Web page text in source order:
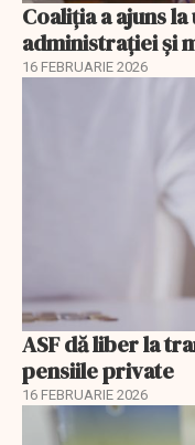
Coaliția a ajuns
administrației și
16 FEBRUARIE 2026
ASF dă liber la
pensiile private
16 FEBRUARIE 2026